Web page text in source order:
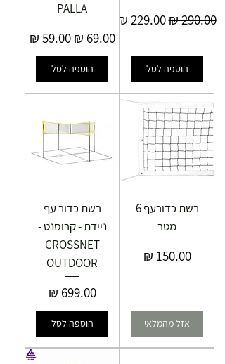
מחיר רגיל‏290.00 ‏₪ מחיר מבצע‏229.00 ‏₪
הוספה לסל
PALLA
מחיר רגיל‏69.00 ‏₪ מחיר מבצע‏59.00 ‏₪
הוספה לסל
רשת כדורעף 6
מטר
מחיר‏150.00 ‏₪
אזל מהמלאי
רשת כדור עף
ניידת - קרוסנט -
CROSSNET
OUTDOOR
מחיר‏699.00 ‏₪
הוספה לסל